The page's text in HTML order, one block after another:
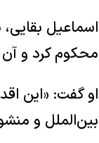
اسماعیل
محکوم کرد و
او گفت: «این
بین‌الملل و